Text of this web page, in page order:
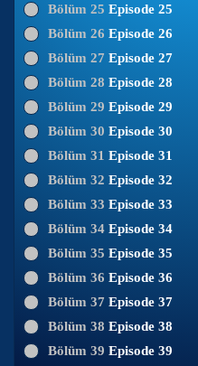
Bölüm 25 Episode 25
Bölüm 26 Episode 26
Bölüm 27 Episode 27
Bölüm 28 Episode 28
Bölüm 29 Episode 29
Bölüm 30 Episode 30
Bölüm 31 Episode 31
Bölüm 32 Episode 32
Bölüm 33 Episode 33
Bölüm 34 Episode 34
Bölüm 35 Episode 35
Bölüm 36 Episode 36
Bölüm 37 Episode 37
Bölüm 38 Episode 38
Bölüm 39 Episode 39